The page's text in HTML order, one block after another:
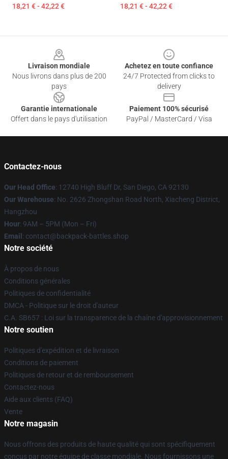
18,21 € - 42,22 € 18,21 € - 42,22 €
Livraison mondiale
Nous livrons dans plus de 200
pays
Achetez en toute confiance
24/7 Protected from clicks to
delivery
Garantie internationale
Offert dans le pays d'utilisation
Paiement 100% sécurisé
PayPal / MasterCard / Visa
Contactez-nous
Our Head Office: 12740 High Bluff Dr, San Diego, CA 92130
Our Warehouse: No. 2626 Zhongshan Road North, Xiacheng District,
Hangzhou
Hour: 9AM – 5PM (Mon – Fri)
Email : contact@backpack-battles.shop
Notre société
À propos de nous
Conditions générales
Politiques de confidentialité
DMCA - Politique sur le droit d'auteur
C.A. SB657 : Loi sur la transparence de la chaîne d'approvisionnement
Notre soutien
Politiques d'expédition et de livraison
Conditions de paiement
Politiques de retour et de remboursement
Contactez-nous
Aide aux clients (FAQ)
Vente
Notre magasin
Nous offrons des produits de haute qualité qui sont spécifiquement
conçus par notre équipe de classe mondiale. Nous fournissons une